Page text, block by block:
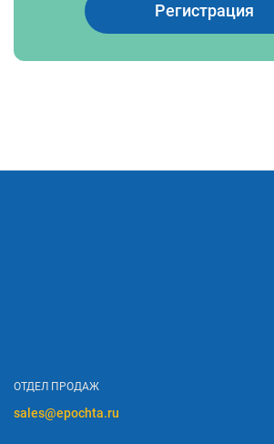
Регистрация
ОТДЕЛ ПРОДАЖ
sales@epochta.ru